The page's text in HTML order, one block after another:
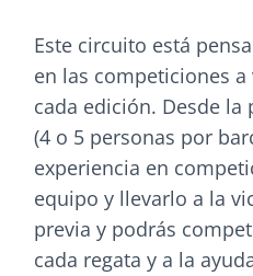
Este circuito está
en las competiciones
cada edición. Desde
(4 o 5 personas por
experiencia en
equipo y llevarlo a la
previa y podrás
cada regata y a la